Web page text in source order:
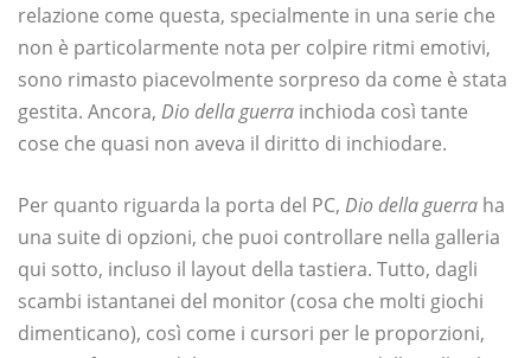
relazione come questa, specialmente in una serie che
non è particolarmente nota per colpire ritmi emotivi,
sono rimasto piacevolmente sorpreso da come è stata
gestita. Ancora, Dio della guerra inchioda così tante
cose che quasi non aveva il diritto di inchiodare.
Per quanto riguarda la porta del PC, Dio della guerra ha
una suite di opzioni, che puoi controllare nella galleria
qui sotto, incluso il layout della tastiera. Tutto, dagli
scambi istantanei del monitor (cosa che molti giochi
dimenticano), così come i cursori per le proporzioni,